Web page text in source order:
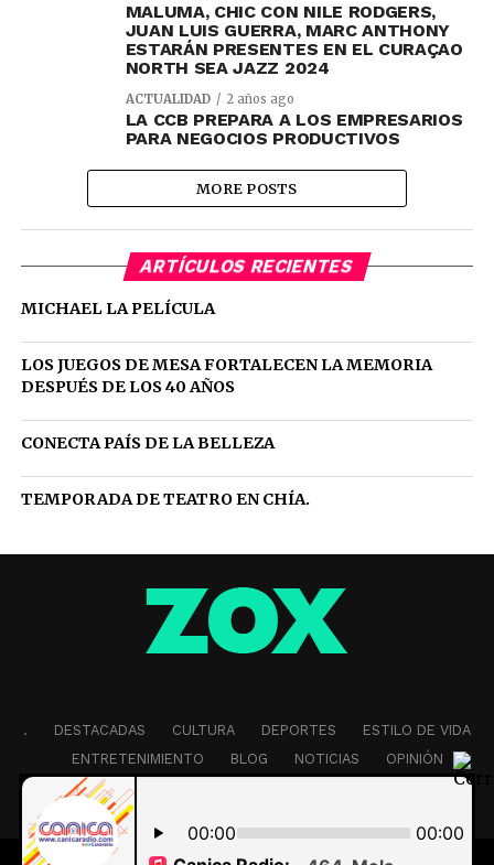
MALUMA, CHIC CON NILE RODGERS,
JUAN LUIS GUERRA, MARC ANTHONY
ESTARÁN PRESENTES EN EL CURAÇAO
NORTH SEA JAZZ 2024
ACTUALIDAD 2 años ago
LA CCB PREPARA A LOS EMPRESARIOS
PARA NEGOCIOS PRODUCTIVOS
MORE POSTS
ARTÍCULOS RECIENTES
MICHAEL LA PELÍCULA
LOS JUEGOS DE MESA FORTALECEN LA MEMORIA
DESPUÉS DE LOS 40 AÑOS
CONECTA PAÍS DE LA BELLEZA
TEMPORADA DE TEATRO EN CHÍA.
. DESTACADAS CULTURA DEPORTES
ESTILO DE VIDA
ENTRETENIMIENTO
BLOG NOTICIAS
OPINIÓN